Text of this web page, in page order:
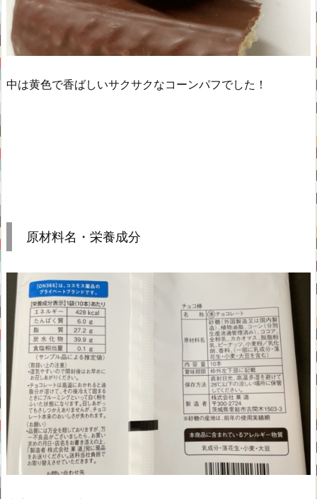
中は黄色で香ばしいサクサクなコーンパフでした！
原材料名・栄養成分